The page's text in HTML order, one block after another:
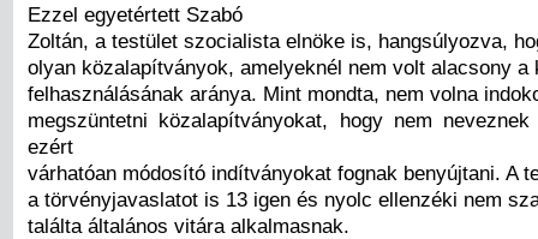
Ezzel egyetértett Szabó
Zoltán, a testület szocialista elnöke is, hangsúlyozva,
olyan közalapítványok, amelyeknél nem volt alacsony a
felhasználásának aránya. Mint mondta, nem volna
megszüntetni közalapítványokat, hogy nem
ezért
várhatóan módosító indítványokat fognak benyújtani. A
a törvényjavaslatot is 13 igen és nyolc ellenzéki nem
találta általános vitára alkalmasnak.